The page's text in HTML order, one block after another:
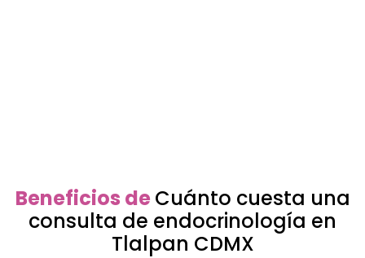
Beneficios deCuánto cuesta una
consulta de endocrinología en
Tlalpan CDMX